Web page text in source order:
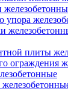
упора
плиты
ограждения